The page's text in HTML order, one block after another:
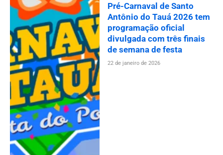
Pré-Carnaval de Santo
Antônio do Tauá 2026 tem
programação oficial
divulgada com três finais
de semana de festa
22 de janeiro de 2026